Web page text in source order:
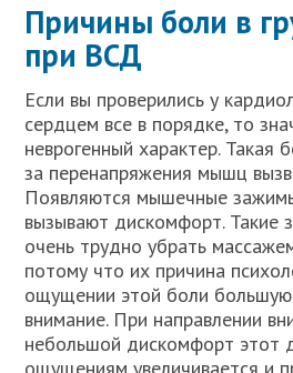
Причины боли в
при ВСД
Если вы проверились у
сердцем все в порядке, то
неврогенный характер. Такая
за перенапряжения мышц
Появляются мышечные
вызывают дискомфорт.
очень трудно убрать
потому что их причина
ощущении этой боли большую
внимание. При направлении
небольшой дискомфорт этот